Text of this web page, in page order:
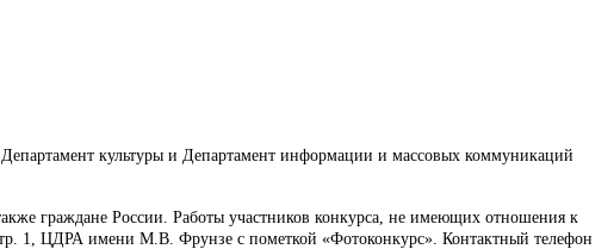
культуры и Департамент информации и массовых коммуникаций
граждане России. Работы участников конкурса, не имеющих отношения к
1, ЦДРА имени М.В. Фрунзе с пометкой «Фотоконкурс». Контактный телефон